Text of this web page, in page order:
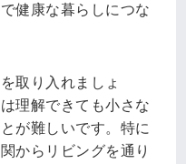
健康な暮らしにつな
取り入れましょ
理解できても小さな
が難しいです。特に
からリビングを通り